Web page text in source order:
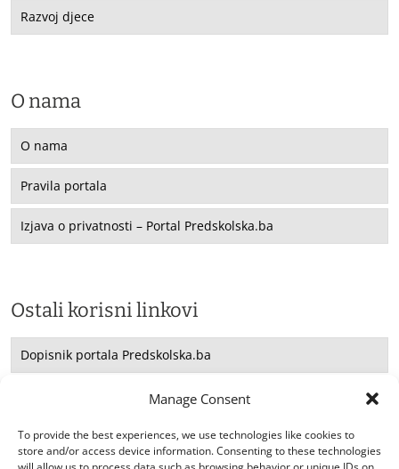
Manage Consent
To provide the best experiences, we use technologies like cookies to
store and/or access device information. Consenting to these technologies
Razvoj djece
O nama
O nama
Pravila portala
Izjava o privatnosti – Portal Predskolska.ba
Ostali korisni linkovi
Dopisnik portala Predskolska.ba
Saradnja sa UNICEF -om
Konsultacije